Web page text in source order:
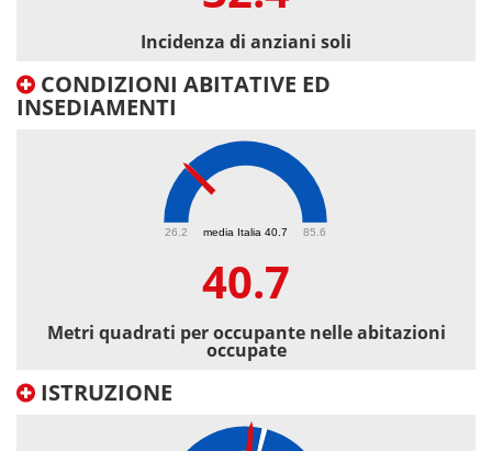
Incidenza di anziani soli
CONDIZIONI ABITATIVE ED
INSEDIAMENTI
media Italia 40.7
26.2 85.6
40.7
Metri quadrati per occupante nelle abitazioni
occupate
ISTRUZIONE